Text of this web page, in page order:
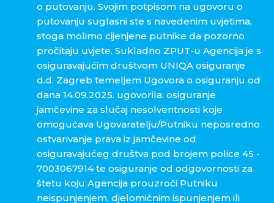
o putovanju. Svojim potpisom na ugovoru o
putovanju suglasni ste s navedenim uvjetima,
stoga molimo cijenjene putnike da pozorno
pročitaju uvjete. Sukladno ZPUT-u Agencija je s
osiguravajućim društvom UNIQA osiguranje
d.d. Zagreb temeljem Ugovora o osiguranju od
dana 14.09.2025. ugovorila: osiguranje
jamčevine za slučaj nesolventnosti koje
omogućava Ugovaratelju/Putniku neposredno
ostvarivanje prava iz jamčevine od
osiguravajućeg društva pod brojem police 45 -
7003067914 te osiguranje od odgovornosti za
štetu koju Agencija prouzroči Putniku
neispunjenjem, djelomičnim ispunjenjem ili